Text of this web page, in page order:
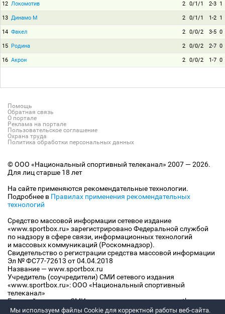
12 Локомотив 2 0/1/1 2-3 1
13 Динамо М 2 0/1/1 1-2 1
14 Факел 2 0/0/2 3-5 0
15 Родина 2 0/0/2 2-7 0
16 Акрон 2 0/0/2 1-7 0
Помощь
Обратная связь
О портале
Реклама на портале
Пользовательское соглашение
Охрана труда
Политика обработки персональных данных
© ООО «Национальный спортивный телеканал» 2007 — 2026.
Для лиц старше 18 лет
На сайте применяются рекомендательные технологии.
Подробнее в Правилах применения рекомендательных
технологий
Средство массовой информации сетевое издание
«www.sportbox.ru» зарегистрировано Федеральной службой
по надзору в сфере связи, информационных технологий
и массовых коммуникаций (Роскомнадзор).
Свидетельство о регистрации средства массовой информации
Эл № ФС77-72613 от 04.04.2018
Название — www.sportbox.ru
Учредитель (соучредители) СМИ сетевого издания
«www.sportbox.ru»: ООО «Национальный спортивный
телеканал»
Главный редактор СМИ сетевого издания «www.sportbox.ru»:
Конов В.А.
Мы используем файлы Сookie для корректной работы веб-сайта.